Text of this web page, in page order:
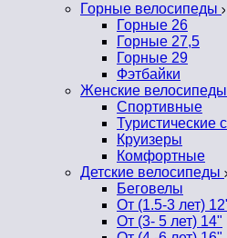
Горные велосипеды
Горные 26
Горные 27,5
Горные 29
Фэтбайки
Женские велосипеды
Спортивные
Туристические
Круизеры
Комфортные
Детские велосипеды
Беговелы
От (1.5-3 лет)
От (3- 5 лет) 14"